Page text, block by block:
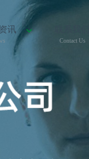
讯
Contact Us